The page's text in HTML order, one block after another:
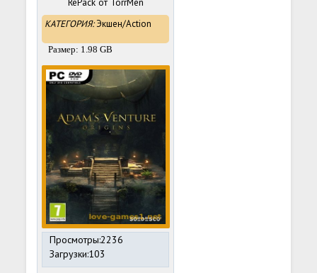
КАТЕГОРИЯ:Экшен/Action
Размер: 1.98 GB
Просмотры:2236
Загрузки:103